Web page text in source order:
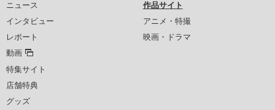
ニュース
インタビュー
レポート
動画
特集サイト
店舗特典
グッズ
作品サイト
アニメ・特撮
映画・ドラマ